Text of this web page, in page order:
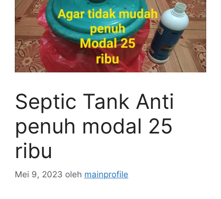
Septic Tank Anti
penuh modal 25
ribu
Mei 9, 2023 oleh mainprofile